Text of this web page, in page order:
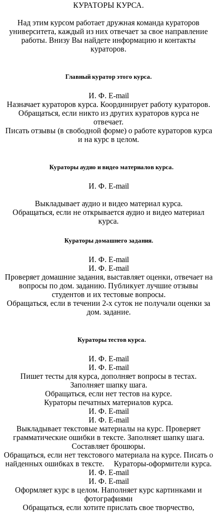
КУРАТОРЫ КУРСА.
Над этим курсом работает дружная команда кураторов
университета, каждый из них отвечает за свое направление
работы. Внизу Вы найдете информацию и контакты
кураторов.
Главный куратор этого курса.
И. Ф. E-mail
Назначает кураторов курса. Координирует работу кураторов.
Обращаться, если никто из других кураторов курса не
отвечает.
Писать отзывы (в свободной форме) о работе кураторов курса
и на курс в целом.
Кураторы аудио и видео материалов курса.
И. Ф. E-mail
Выкладывает аудио и видео материал курса.
Обращаться, если не открывается аудио и видео материал
курса.
Кураторы домашнего задания.
И. Ф. E-mail
И. Ф. E-mail
Проверяет домашние задания, выставляет оценки, отвечает на
вопросы по дом. заданию. Публикует лучшие отзывы
студентов и их тестовые вопросы.
Обращаться, если в течении 2-х суток не получали оценки за
дом. задание.
Кураторы тестов курса.
И. Ф. E-mail
И. Ф. E-mail
Пишет тесты для курса, дополняет вопросы в тестах.
Заполняет шапку шага.
Обращаться, если нет тестов на курсе.
Кураторы печатных материалов курса.
И. Ф. E-mail
И. Ф. E-mail
Выкладывает текстовые материалы на курс. Проверяет
грамматические ошибки в тексте. Заполняет шапку шага.
Составляет брошюры.
Обращаться, если нет текстового материала на курсе. Писать о
найденных ошибках в тексте. Кураторы-оформители курса.
И. Ф. E-mail
И. Ф. E-mail
Оформляет курс в целом. Наполняет курс картинками и
фотографиями
Обращаться, если хотите прислать свое творчество,